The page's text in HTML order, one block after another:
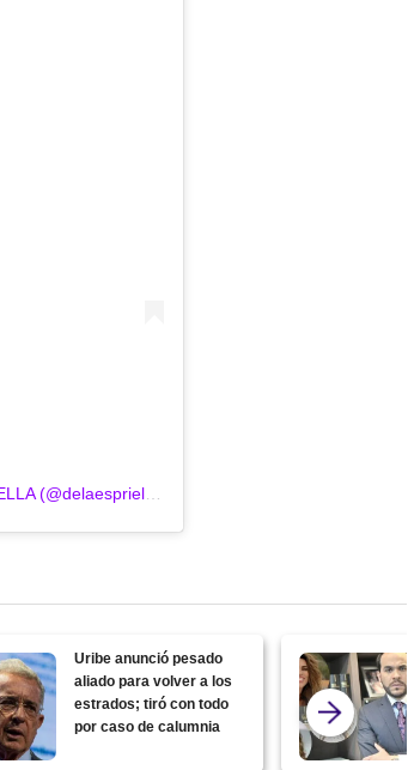
Uribe anunció pesado
aliado para volver a los
estrados; tiró con todo
por caso de calumnia